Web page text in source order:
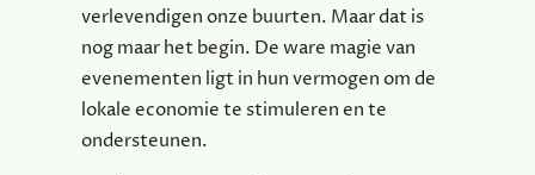
verlevendigen onze buurten. Maar dat is
nog maar het begin. De ware magie van
evenementen ligt in hun vermogen om de
lokale economie te stimuleren en te
ondersteunen.